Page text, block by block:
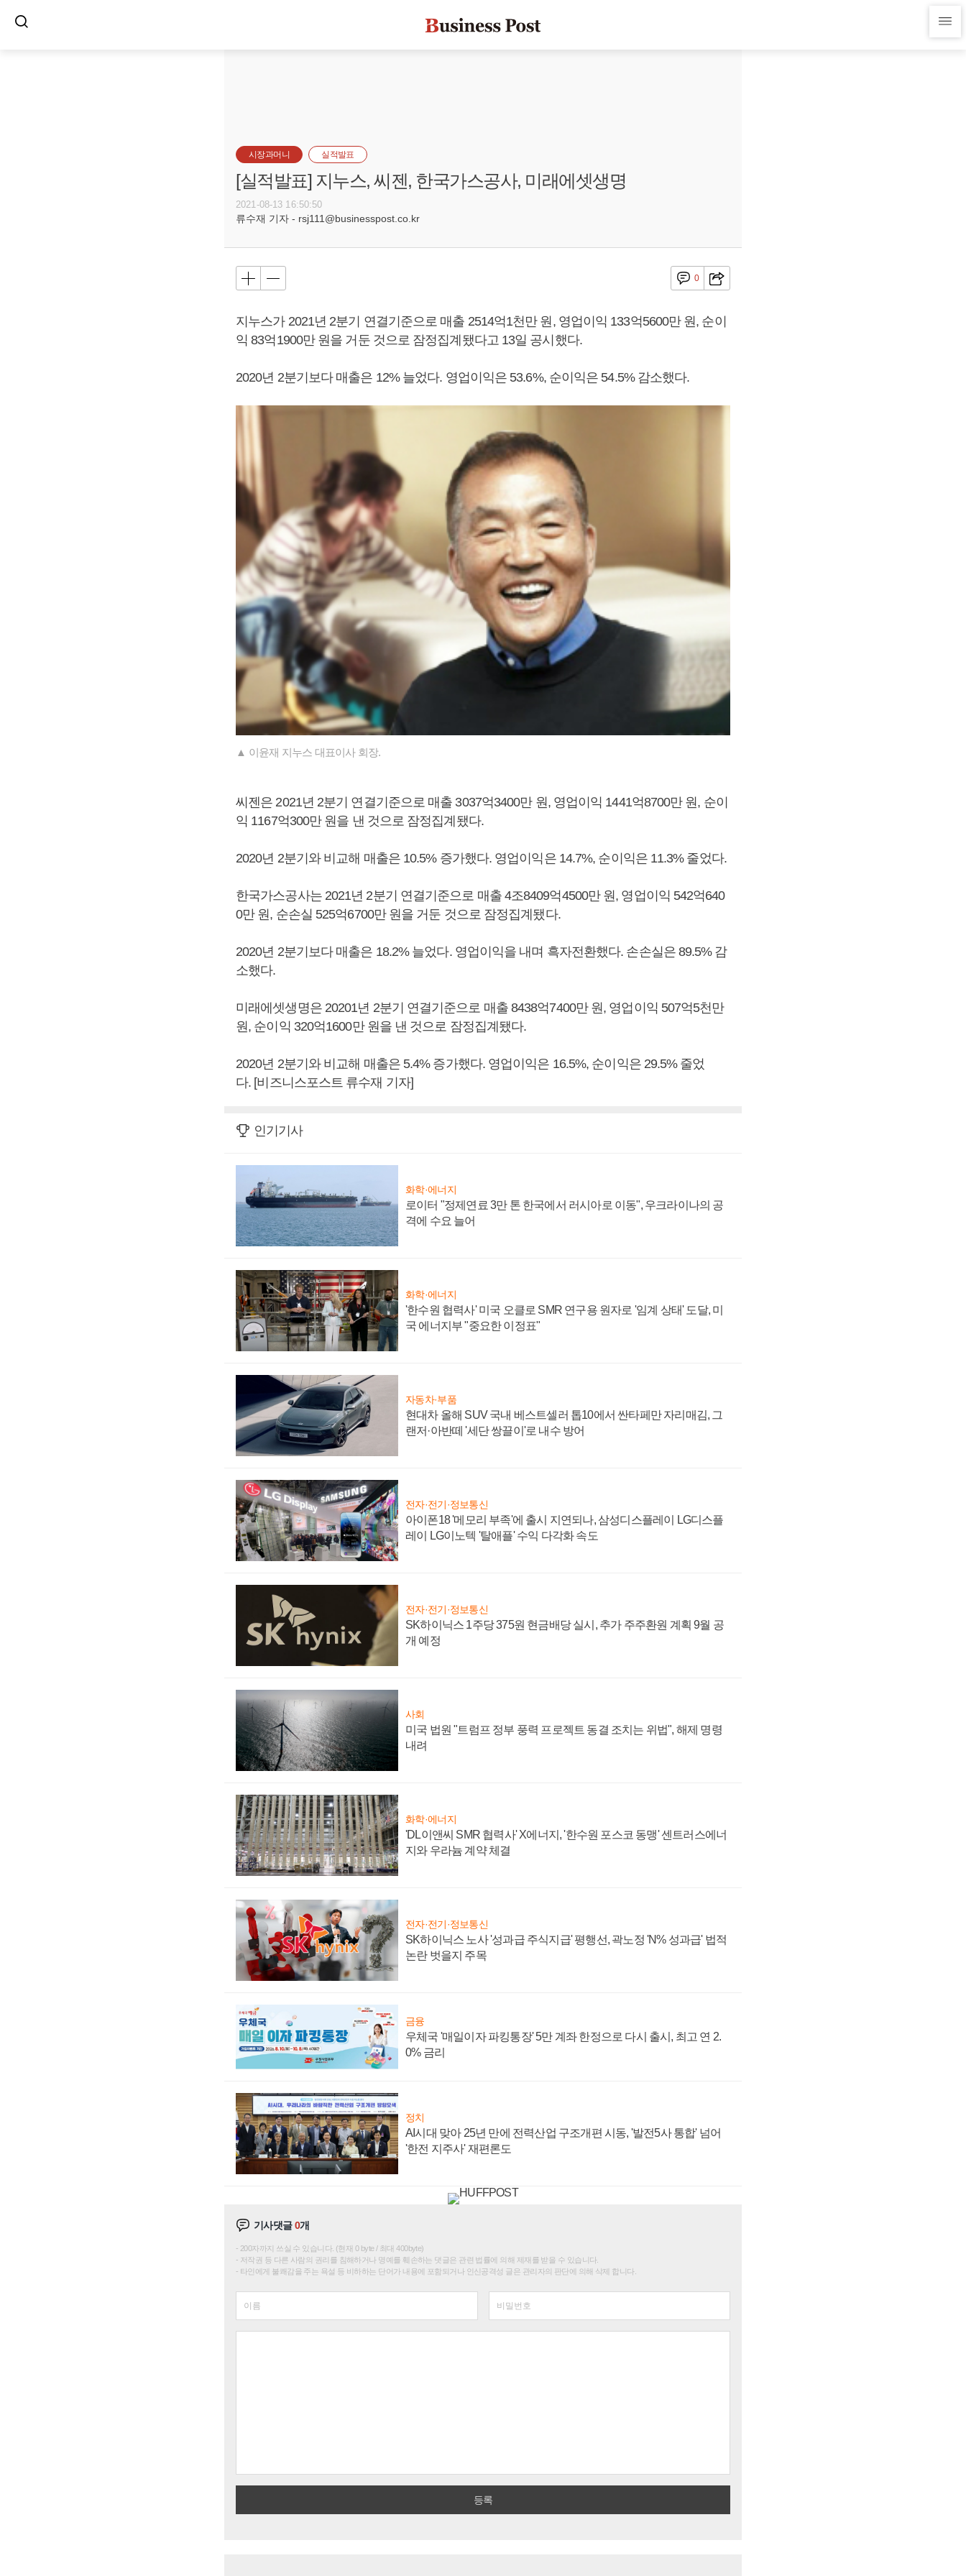
시장과머니 실적발표
[실적발표] 지누스, 씨젠, 한국가스공사, 미래에셋생명
2021-08-13 16:50:50
류수재 기자 - rsj111@businesspost.co.kr
0
지누스가 2021년 2분기 연결기준으로 매출 2514억1천만 원, 영업이익 133억5600만 원, 순이
익 83억1900만 원을 거둔 것으로 잠정집계됐다고 13일 공시했다.
2020년 2분기보다 매출은 12% 늘었다. 영업이익은 53.6%, 순이익은 54.5% 감소했다.
▲ 이윤재 지누스 대표이사 회장.
씨젠은 2021년 2분기 연결기준으로 매출 3037억3400만 원, 영업이익 1441억8700만 원, 순이
익 1167억300만 원을 낸 것으로 잠정집계됐다.
2020년 2분기와 비교해 매출은 10.5% 증가했다. 영업이익은 14.7%, 순이익은 11.3% 줄었다.
한국가스공사는 2021년 2분기 연결기준으로 매출 4조8409억4500만 원, 영업이익 542억640
0만 원, 순손실 525억6700만 원을 거둔 것으로 잠정집계됐다.
2020년 2분기보다 매출은 18.2% 늘었다. 영업이익을 내며 흑자전환했다. 손손실은 89.5% 감
소했다.
미래에셋생명은 20201년 2분기 연결기준으로 매출 8438억7400만 원, 영업이익 507억5천만
원, 순이익 320억1600만 원을 낸 것으로 잠정집계됐다.
2020년 2분기와 비교해 매출은 5.4% 증가했다. 영업이익은 16.5%, 순이익은 29.5% 줄었
다. [비즈니스포스트 류수재 기자]
인기기사
화학·에너지
로이터 "정제연료 3만 톤 한국에서 러시아로 이동", 우크라이나의 공
격에 수요 늘어
화학·에너지
'한수원 협력사' 미국 오클로 SMR 연구용 원자로 '임계 상태' 도달, 미
국 에너지부 "중요한 이정표"
자동차·부품
현대차 올해 SUV 국내 베스트셀러 톱10에서 싼타페만 자리매김, 그
랜저·아반떼 '세단 쌍끌이'로 내수 방어
전자·전기·정보통신
아이폰18 '메모리 부족'에 출시 지연되나, 삼성디스플레이 LG디스플
레이 LG이노텍 '탈애플' 수익 다각화 속도
전자·전기·정보통신
SK하이닉스 1주당 375원 현금배당 실시, 추가 주주환원 계획 9월 공
개 예정
사회
미국 법원 "트럼프 정부 풍력 프로젝트 동결 조치는 위법", 해제 명령
내려
화학·에너지
'DL이앤씨 SMR 협력사' X에너지, '한수원 포스코 동맹' 센트러스에너
지와 우라늄 계약 체결
전자·전기·정보통신
SK하이닉스 노사 '성과급 주식지급' 평행선, 곽노정 'N% 성과급' 법적
논란 벗을지 주목
금융
우체국 '매일이자 파킹통장' 5만 계좌 한정으로 다시 출시, 최고 연 2.
0% 금리
정치
AI시대 맞아 25년 만에 전력산업 구조개편 시동, '발전5사 통합' 넘어
'한전 지주사' 재편론도
기사댓글0개
200자까지 쓰실 수 있습니다. (현재 0 byte / 최대 400byte)
저작권 등 다른 사람의 권리를 침해하거나 명예를 훼손하는 댓글은 관련 법률에 의해 제재를 받을 수 있습니다.
타인에게 불쾌감을 주는 욕설 등 비하하는 단어가 내용에 포함되거나 인신공격성 글은 관리자의 판단에 의해 삭제 합니다.